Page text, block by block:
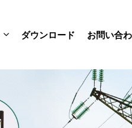
ダウンロード お問い合